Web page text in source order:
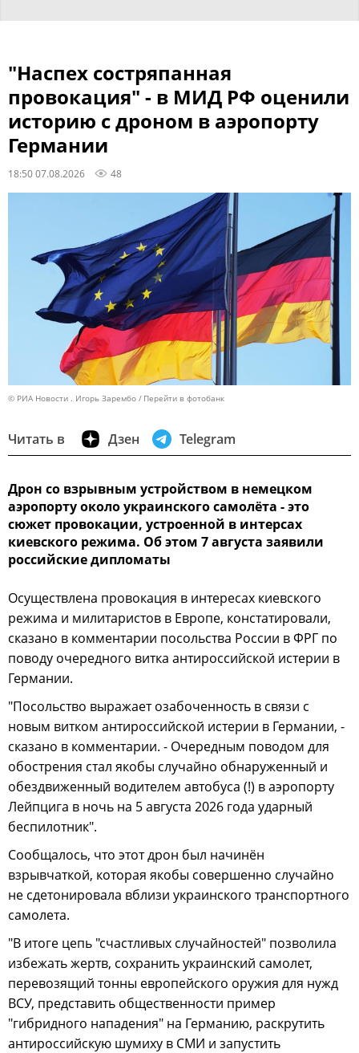
"Наспех состряпанная
провокация" - в МИД РФ оценили
историю с дроном в аэропорту
Германии
18:50 07.08.2026 48
© РИА Новости . Игорь Зарембо Перейти в фотобанк
Читать в Дзен Telegram
Дрон со взрывным устройством в немецком
аэропорту около украинского самолёта - это
сюжет провокации, устроенной в интерсах
киевского режима. Об этом 7 августа заявили
российские дипломаты
Осуществлена провокация в интересах киевского
режима и милитаристов в Европе, констатировали,
сказано в комментарии посольства России в ФРГ по
поводу очередного витка антироссийской истерии в
Германии.
"Посольство выражает озабоченность в связи с
новым витком антироссийской истерии в Германии, -
сказано в комментарии. - Очередным поводом для
обострения стал якобы случайно обнаруженный и
обездвиженный водителем автобуса (!) в аэропорту
Лейпцига в ночь на 5 августа 2026 года ударный
беспилотник".
Сообщалось, что этот дрон был начинён
взрывчаткой, которая якобы совершенно случайно
не сдетонировала вблизи украинского транспортного
самолета.
"В итоге цепь "счастливых случайностей" позволила
избежать жертв, сохранить украинский самолет,
перевозящий тонны европейского оружия для нужд
ВСУ, представить общественности пример
"гибридного нападения" на Германию, раскрутить
антироссийскую шумиху в СМИ и запустить